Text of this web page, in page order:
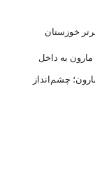
خوزستان
مارون به داخل
چشم‌انداز